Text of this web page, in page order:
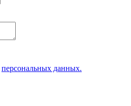
персональных данных.